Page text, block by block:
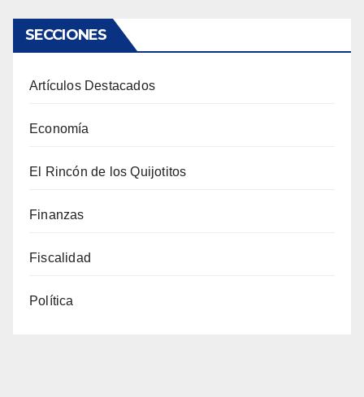
SECCIONES
Artículos Destacados
Economía
El Rincón de los Quijotitos
Finanzas
Fiscalidad
Política